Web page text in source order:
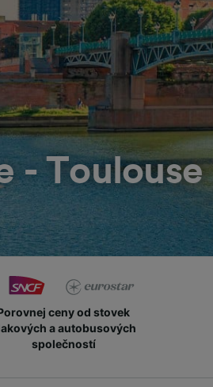
- Toulouse
ceny od stovek
a autobusových
společností